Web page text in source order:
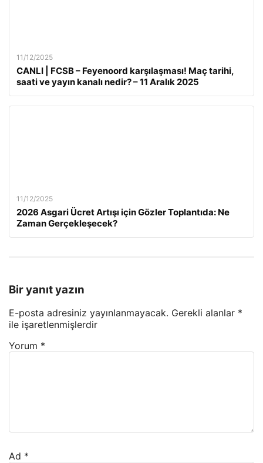
11/12/2025
CANLI | FCSB – Feyenoord karşılaşması! Maç tarihi,
saati ve yayın kanalı nedir? – 11 Aralık 2025
11/12/2025
2026 Asgari Ücret Artışı için Gözler Toplantıda: Ne
Zaman Gerçekleşecek?
Bir yanıt yazın
E-posta adresiniz yayınlanmayacak. Gerekli alanlar *
ile işaretlenmişlerdir
Yorum *
Ad *